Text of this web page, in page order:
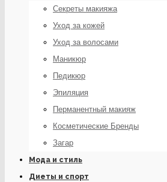
Секреты макияжа
Уход за кожей
Уход за волосами
Маникюр
Педикюр
Эпиляция
Перманентный макияж
Косметические Бренды
Загар
Мода и стиль
Диеты и спорт